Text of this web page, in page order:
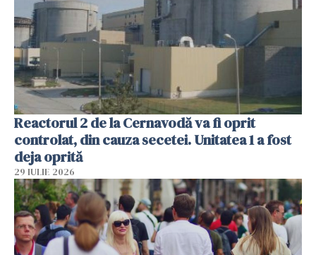
Reactorul 2 de la Cernavodă va fi oprit
controlat, din cauza secetei. Unitatea 1 a fost
deja oprită
29 IULIE 2026